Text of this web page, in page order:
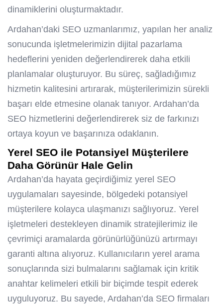
dinamiklerini oluşturmaktadır.
Ardahan’daki SEO uzmanlarımız, yapılan her analiz
sonucunda işletmelerimizin dijital pazarlama
hedeflerini yeniden değerlendirerek daha etkili
planlamalar oluşturuyor. Bu süreç, sağladığımız
hizmetin kalitesini artırarak, müşterilerimizin sürekli
başarı elde etmesine olanak tanıyor. Ardahan’da
SEO hizmetlerini değerlendirerek siz de farkınızı
ortaya koyun ve başarınıza odaklanın.
Yerel SEO ile Potansiyel Müşterilere
Daha Görünür Hale Gelin
Ardahan’da hayata geçirdiğimiz yerel SEO
uygulamaları sayesinde, bölgedeki potansiyel
müşterilere kolayca ulaşmanızı sağlıyoruz. Yerel
işletmeleri destekleyen dinamik stratejilerimiz ile
çevrimiçi aramalarda görünürlüğünüzü artırmayı
garanti altına alıyoruz. Kullanıcıların yerel arama
sonuçlarında sizi bulmalarını sağlamak için kritik
anahtar kelimeleri etkili bir biçimde tespit ederek
uyguluyoruz. Bu sayede, Ardahan’da SEO firmaları